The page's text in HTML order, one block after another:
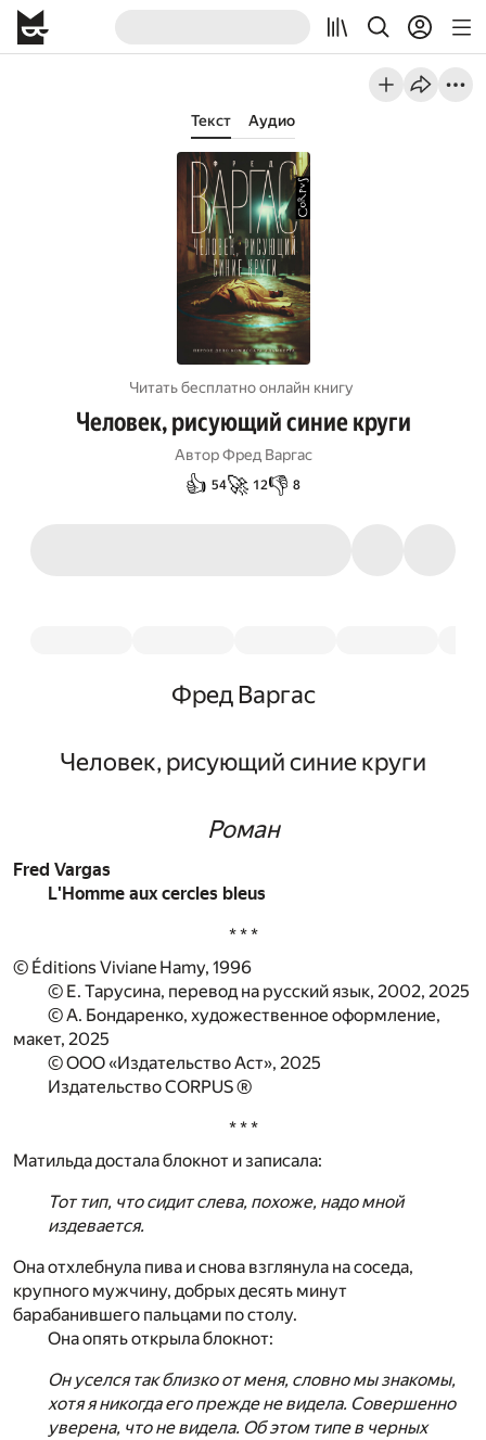
Текст Аудио
Читать бесплатно онлайн книгу
Человек, рисующий синие круги
Автор Фред Варгас
👍 54🚀 12👎 8
Фред Варгас
Человек, рисующий синие круги
Роман
Fred Vargas
L'Homme aux cercles bleus
* * *
© Éditions Viviane Hamy, 1996
© Е. Тарусина, перевод на русский язык, 2002, 2025
© А. Бондаренко, художественное оформление,
макет, 2025
© ООО «Издательство Аст», 2025
Издательство CORPUS ®
* * *
Матильда достала блокнот и записала:
Тот тип, что сидит слева, похоже, надо мной
издевается.
Она отхлебнула пива и снова взглянула на соседа,
крупного мужчину, добрых десять минут
барабанившего пальцами по столу.
Она опять открыла блокнот:
Он уселся так близко от меня, словно мы знакомы,
хотя я никогда его прежде не видела. Совершенно
уверена, что не видела. Об этом типе в черных